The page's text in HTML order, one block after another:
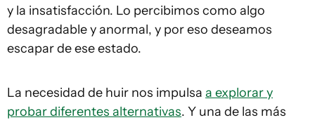
y la insatisfacción. Lo percibimos como algo
desagradable y anormal, y por eso deseamos
escapar de ese estado.
La necesidad de huir nos impulsa a explorar y
probar diferentes alternativas. Y una de las más